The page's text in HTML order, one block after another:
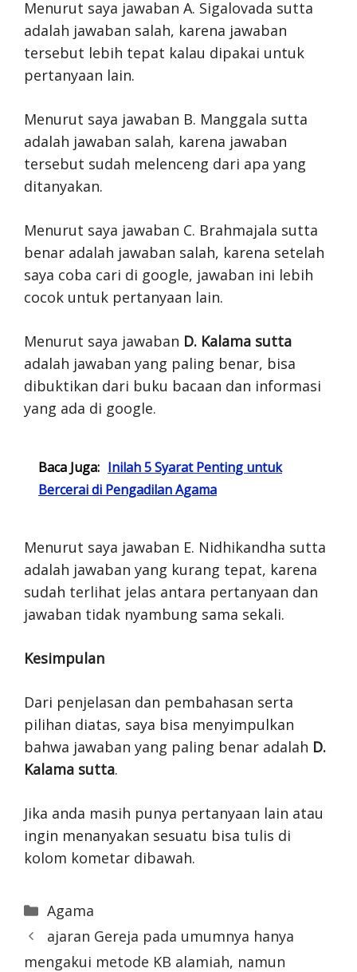
Menurut saya jawaban A. Sigalovada sutta
adalah jawaban salah, karena jawaban
tersebut lebih tepat kalau dipakai untuk
pertanyaan lain.
Menurut saya jawaban B. Manggala sutta
adalah jawaban salah, karena jawaban
tersebut sudah melenceng dari apa yang
ditanyakan.
Menurut saya jawaban C. Brahmajala sutta
benar adalah jawaban salah, karena setelah
saya coba cari di google, jawaban ini lebih
cocok untuk pertanyaan lain.
Menurut saya jawaban D. Kalama sutta
adalah jawaban yang paling benar, bisa
dibuktikan dari buku bacaan dan informasi
yang ada di google.
Baca Juga: Inilah 5 Syarat Penting untuk
Bercerai di Pengadilan Agama
Menurut saya jawaban E. Nidhikandha sutta
adalah jawaban yang kurang tepat, karena
sudah terlihat jelas antara pertanyaan dan
jawaban tidak nyambung sama sekali.
Kesimpulan
Dari penjelasan dan pembahasan serta
pilihan diatas, saya bisa menyimpulkan
bahwa jawaban yang paling benar adalah D.
Kalama sutta.
Jika anda masih punya pertanyaan lain atau
ingin menanyakan sesuatu bisa tulis di
kolom kometar dibawah.
Categories
Agama
ajaran Gereja pada umumnya hanya
mengakui metode KB alamiah, namun